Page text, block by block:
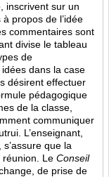
inscrivent sur un
propos de l’idée
commentaires sont
divise le tableau
de
dans la case
désirent effectuer
pédagogique
de la classe,
communiquer
L’enseignant,
que la
réunion. Le Conseil
de prise de